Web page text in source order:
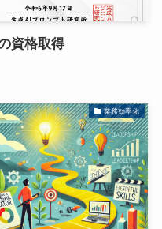
資格取得
業務効率化